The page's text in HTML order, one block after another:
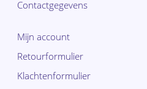
Contactgegevens
Mijn account
Retourformulier
Klachtenformulier